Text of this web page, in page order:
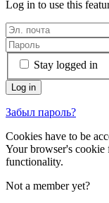
Log in to use this
Stay logged in
Забыл пароль?
Cookies have to be
Your browser's cookie
functionality.
Not a member yet?